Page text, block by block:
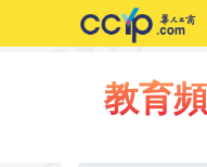
教育